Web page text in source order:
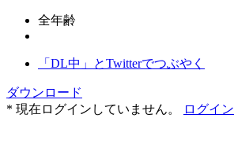
全年齢
「DL中」とTwitterでつぶやく
ダウンロード
* 現在ログインしていません。
ログイン